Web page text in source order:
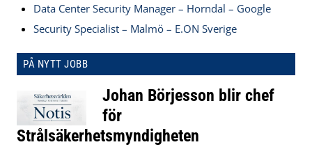
Data Center Security Manager – Horndal – Google
Security Specialist – Malmö – E.ON Sverige
PÅ NYTT JOBB
Johan Börjesson blir chef
för
Strålsäkerhetsmyndigheten